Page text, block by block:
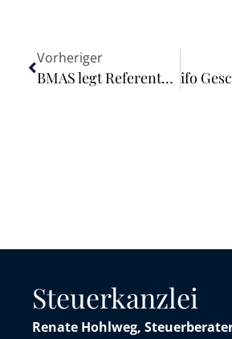
Vorheriger
BMAS legt Referentenentwurf für geändertes Arbeitszeitgesetz vor
Steuerkanzlei
Renate Hohlweg,